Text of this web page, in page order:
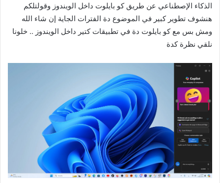
الذكاء الإصطناعي عن طريق كو بايلوت داخل الويندوز وقولتلكم
هنشوف تطوير كبير في الموضوع دة الفترات الجاية إن شاء الله
ومش بس مع كو بايلوت دة في تطبيقات كتير داخل الويندوز .. خلونا
نلقي نظرة كدة